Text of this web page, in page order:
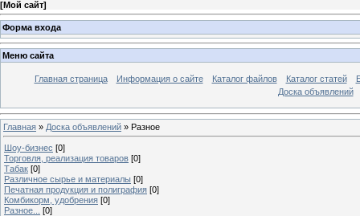
[Мой сайт]
Форма входа
Меню сайта
Главная страница Информация о сайте Каталог файлов Каталог статей
Доска объявлений
Главная » Доска объявлений » Разное
Шоу-бизнес [0]
Торговля, реализация товаров [0]
Табак [0]
Различное сырье и материалы [0]
Печатная продукция и полиграфия [0]
Комбикорм, удобрения [0]
Разное...
[0]